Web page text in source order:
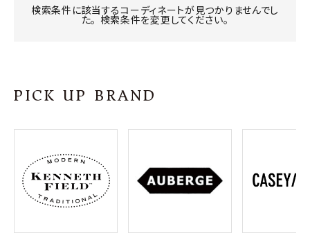
INFORMATION
ご利用ガイド
プライバシーポリシー
特定商取引法について
お問い合わせ
OFFICIAL WEB SITE
検索条件に該当するコーディネートが見つかりませんでし
た。 検索条件を変更してください。
PICK UP BRAND